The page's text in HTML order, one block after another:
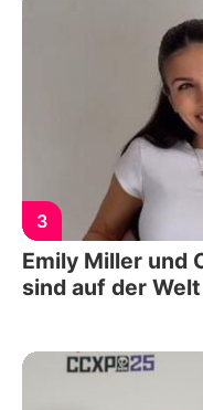
3
Emily Miller und
sind auf der Welt